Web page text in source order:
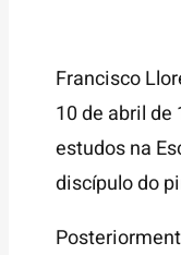
Francisco
10 de abril
estudos na
discípulo do